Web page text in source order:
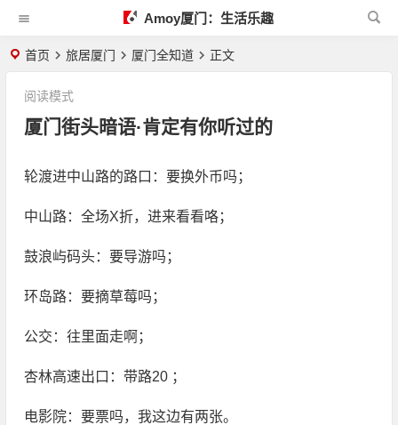
Amoy厦门：生活乐趣
首页 旅居厦门 厦门全知道 正文
厦门街头暗语·肯定有你听过的
阅读模式
轮渡进中山路的路口：要换外币吗；
中山路：全场X折，进来看看咯；
鼓浪屿码头：要导游吗；
环岛路：要摘草莓吗；
公交：往里面走啊；
杏林高速出口：带路20 ；
电影院：要票吗，我这边有两张。